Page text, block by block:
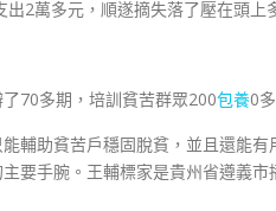
出2萬多元，順遂摘失落了壓在頭上
70多期，培訓貧苦群眾200包養0
輔助貧苦戶穩固脫貧，並且還能
要手腕。王輔標家是貴州省遵義市